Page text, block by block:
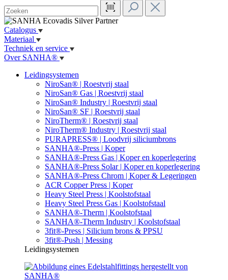
Catalogus
Materiaal
Techniek en service
Over SANHA®
Leidingsystemen
NiroSan® | Roestvrij staal
NiroSan® Gas | Roestvrij staal
NiroSan® Industry | Roestvrij staal
NiroSan® SF | Roestvrij staal
NiroTherm® | Roestvrij staal
NiroTherm® Industry | Roestvrij staal
PURAPRESS® | Loodvrij siliciumbrons
SANHA®-Press | Koper
SANHA®-Press Gas | Koper en koperlegering
SANHA®-Press Solar | Koper en koperlegering
SANHA®-Press Chrom | Koper & Legeringen
ACR Copper Press | Koper
Heavy Steel Press | Koolstofstaal
Heavy Steel Press Gas | Koolstofstaal
SANHA®-Therm | Koolstofstaal
SANHA®-Therm Industry | Koolstofstaal
3fit®-Press | Silicium brons & PPSU
3fit®-Push | Messing
Leidingsystemen